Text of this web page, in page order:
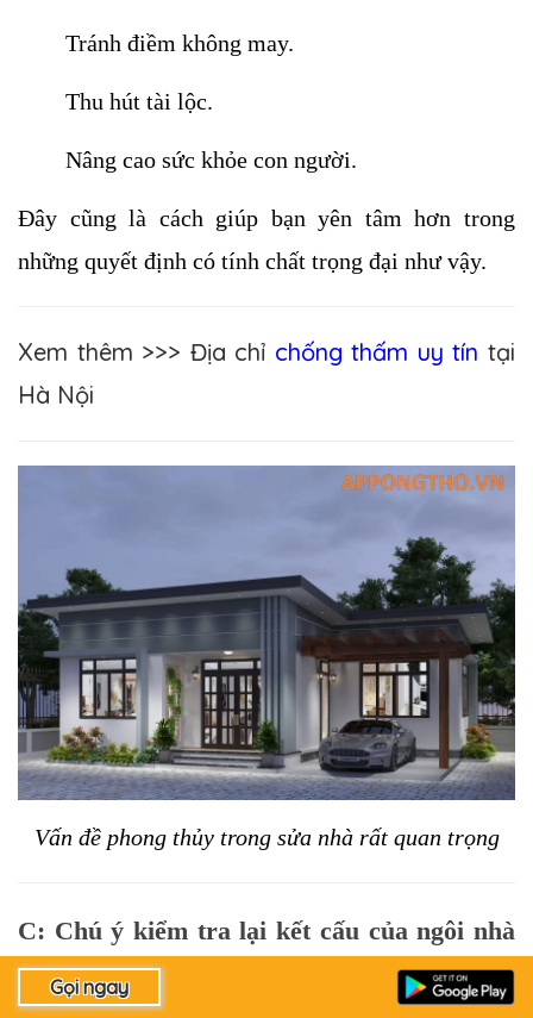
Tránh điềm không may.
Thu hút tài lộc.
Nâng cao sức khỏe con người.
Đây cũng là cách giúp bạn yên tâm hơn trong
những quyết định có tính chất trọng đại như vậy.
Xem thêm >>> Địa chỉ chống thấm uy tín tại
Hà Nội
Vấn đề phong thủy trong sửa nhà rất quan trọng
C: Chú ý kiểm tra lại kết cấu của ngôi nhà
khi sửa chữa